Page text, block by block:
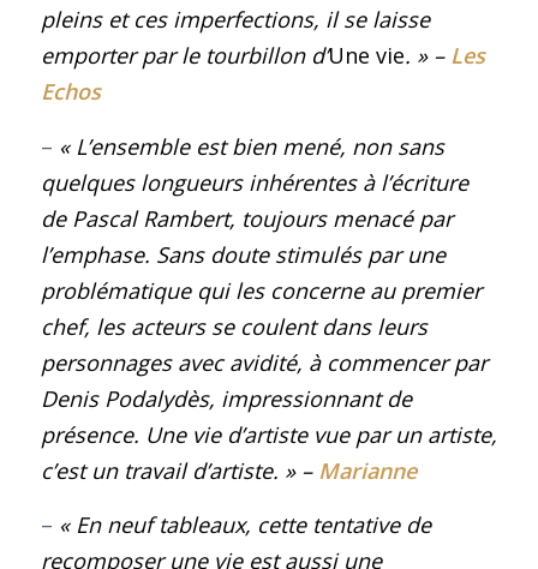
pleins et ces imperfections, il se laisse
emporter par le tourbillon d’Une vie. » – Les
Echos
– « L’ensemble est bien mené, non sans
quelques longueurs inhérentes à l’écriture
de Pascal Rambert, toujours menacé par
l’emphase. Sans doute stimulés par une
problématique qui les concerne au premier
chef, les acteurs se coulent dans leurs
personnages avec avidité, à commencer par
Denis Podalydès, impressionnant de
présence. Une vie d’artiste vue par un artiste,
c’est un travail d’artiste. » – Marianne
– « En neuf tableaux, cette tentative de
recomposer une vie est aussi une